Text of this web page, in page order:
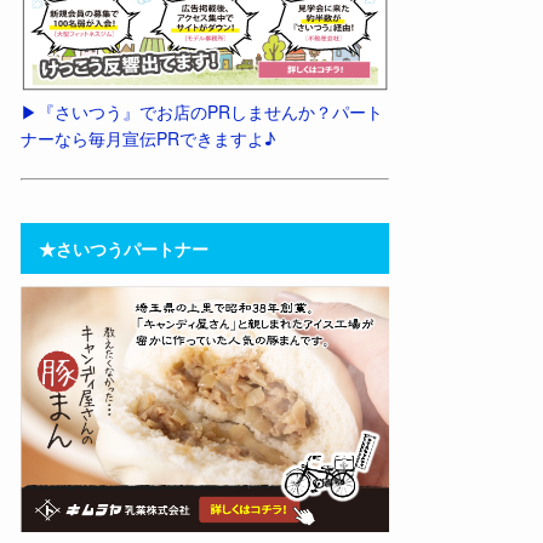
▶︎『さいつう』でお店のPRしませんか？パート
ナーなら毎月宣伝PRできますよ♪
★さいつうパートナー